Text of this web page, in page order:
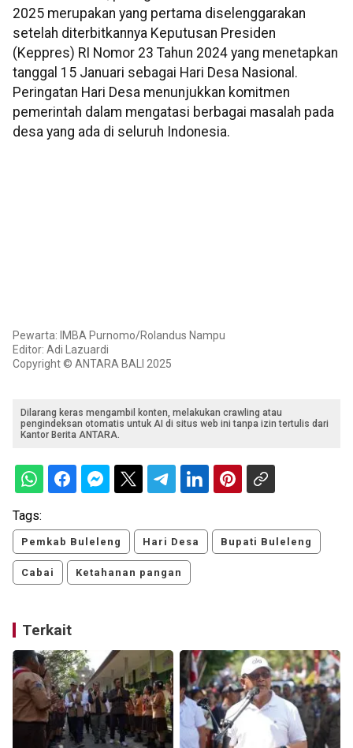
2025 merupakan yang pertama diselenggarakan
setelah diterbitkannya Keputusan Presiden
(Keppres) RI Nomor 23 Tahun 2024 yang menetapkan
tanggal 15 Januari sebagai Hari Desa Nasional.
Peringatan Hari Desa menunjukkan komitmen
pemerintah dalam mengatasi berbagai masalah pada
desa yang ada di seluruh Indonesia.
Pewarta: IMBA Purnomo/Rolandus Nampu
Editor: Adi Lazuardi
Copyright © ANTARA BALI 2025
Dilarang keras mengambil konten, melakukan crawling atau
pengindeksan otomatis untuk AI di situs web ini tanpa izin tertulis dari
Kantor Berita ANTARA.
Tags:
Pemkab Buleleng Hari Desa Bupati Buleleng
Cabai Ketahanan pangan
Terkait